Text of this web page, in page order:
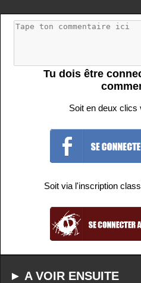
Tu dois être
Soit en deux clics
Soit via l'inscription
► A VOIR ENSUITE